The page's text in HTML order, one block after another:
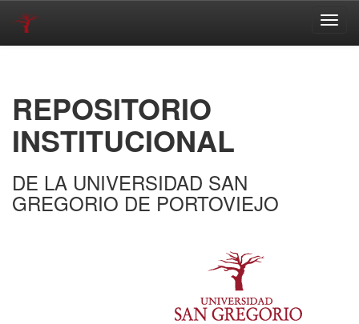
REPOSITORIO
INSTITUCIONAL
DE LA UNIVERSIDAD SAN
GREGORIO DE PORTOVIEJO